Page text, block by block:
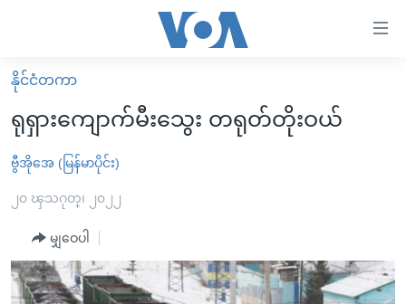
လွယ်ကူ
စေ
Link
များ
အကြောင်းအရာ
မူလစာမျက်နှာ
မြန်မာ
ကမ္ဘာ့သတင်းများ
နိုင်ငံတကာ
တရုတ်
အစ္စရေး-ပါလက်စတိုင်း
ဗွီဒီယို
ရပ်ဝန်းတခု လမ်းတခု အလွန်
အင်္ဂလိပ်စာလေ့လာမယ်
နိုင်ငံတကာ
ရုရှားကျောက်မီးသွေး တရုတ်တိုးဝယ်
ဗွီအိုအေ (မြန်မာပိုင်း)
၂၀ ၾသဂုတ္၊ ၂၀၂၂
မျှဝေပါ